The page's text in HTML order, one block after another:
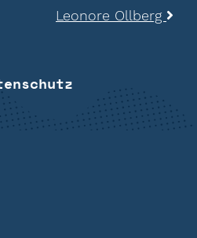
Leonore Ollberg